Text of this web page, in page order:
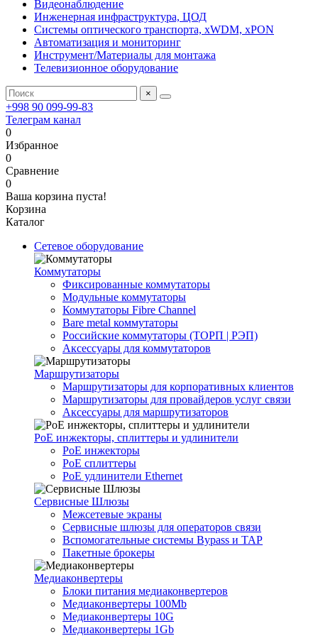
Видеонаблюдение
Инженерная инфраструктура, ЦОД
Системы оптического транспорта, xWDM, xPON
Автоматизация и мониторинг
Инструмент/Материалы для монтажа
Телевизионное оборудование
×
+998 90 099-99-83
Телеграм канал
0
Избранное
0
Сравнение
0
Ваша корзина пуста!
Корзина
Каталог
Сетевое оборудование
Коммутаторы
Фиксированные коммутаторы
Модульные коммутаторы
Коммутаторы Fibre Channel
Bare metal коммутаторы
Российские коммутаторы (ТОРП | РЭП)
Аксессуары для коммутаторов
Маршрутизаторы
Маршрутизаторы для корпоративных клиентов
Маршрутизаторы для провайдеров услуг связи
Аксессуары для маршрутизаторов
PoE инжекторы, сплиттеры и удлинители
PoE инжекторы
PoE сплиттеры
PoE удлинители Ethernet
Сервисные Шлюзы
Межсетевые экраны
Сервисные шлюзы для операторов связи
Вспомогательные системы Bypass и TAP
Пакетные брокеры
Медиаконвертеры
Блоки питания медиаконвертеров
Медиаконвертеры 100Mb
Медиаконвертеры 10G
Медиаконвертеры 1Gb